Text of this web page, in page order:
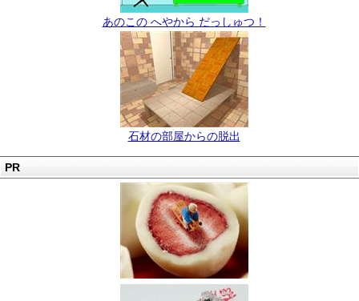
あのこの へやから だっしゅつ！
石材の部屋からの脱出
PR